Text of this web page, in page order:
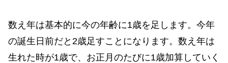
数え年は基本的に今の年齢に1歳を足します。今年
の誕生日前だと2歳足すことになります。数え年は
生れた時が1歳で、お正月のたびに1歳加算していく